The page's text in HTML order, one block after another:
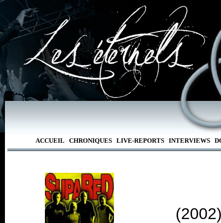
ACCUEIL CHRONIQUES LIVE-REPORTS INTERVIEWS